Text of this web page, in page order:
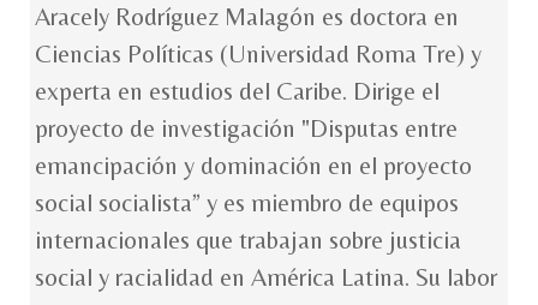
Aracely Rodríguez Malagón es doctora en
Ciencias Políticas (Universidad Roma Tre) y
experta en estudios del Caribe. Dirige el
proyecto de investigación "Disputas entre
emancipación y dominación en el proyecto
social socialista” y es miembro de equipos
internacionales que trabajan sobre justicia
social y racialidad en América Latina. Su labor